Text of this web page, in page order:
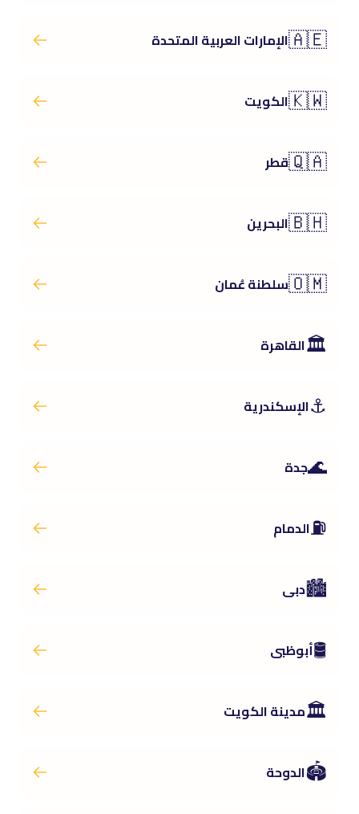
🇦🇪الإمارات العربية المتحدة
🇰🇼الكويت
🇶🇦قطر
🇧🇭البحرين
🇴🇲سلطنة عُمان
🏛️القاهرة
⚓الإسكندرية
🌊جدة
⛽الدمام
🏙️دبى
🛢️أبوظبى
🏛️مدينة الكويت
🏟️الدوحة